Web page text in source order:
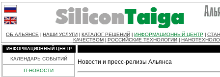
ОБ АЛЬЯНСЕ НАШИ УСЛУГИ КАТАЛОГ РЕШЕНИЙ ИНФОРМАЦИОННЫЙ ЦЕНТР
КАЧЕСТВОМ
РОССИЙСКИЕ ТЕХНОЛОГИИ
ИНФОРМАЦИОННЫЙ ЦЕНТР
КАЛЕНДАРЬ СОБЫТИЙ
IT-НОВОСТИ
Новости и пресс-релизы Альянса